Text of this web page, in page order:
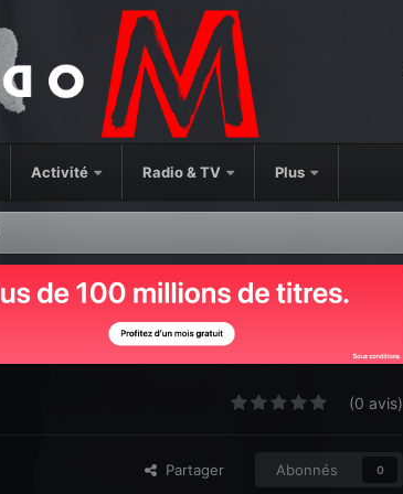
Activité Radio & TV Plus
(0 avis)
Partager Abonnés 0